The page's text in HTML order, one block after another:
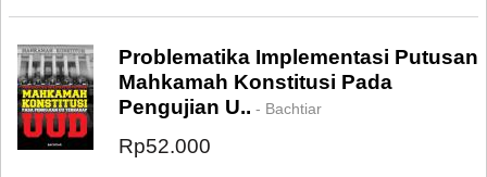
Problematika Implementasi Putusan
Mahkamah Konstitusi Pada
Pengujian U.. - Bachtiar
Rp52.000